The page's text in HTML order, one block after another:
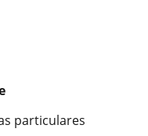
particulares